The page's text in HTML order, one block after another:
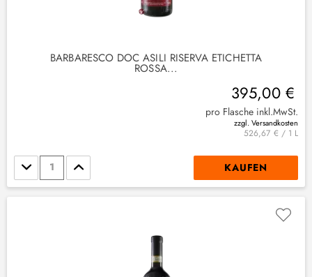
BARBARESCO DOC ASILI RISERVA ETICHETTA
ROSSA...
395,00 €
pro Flasche inkl.MwSt.
zzgl. Versandkosten
526,67 € / 1 L
Stückzahl KAUFEN